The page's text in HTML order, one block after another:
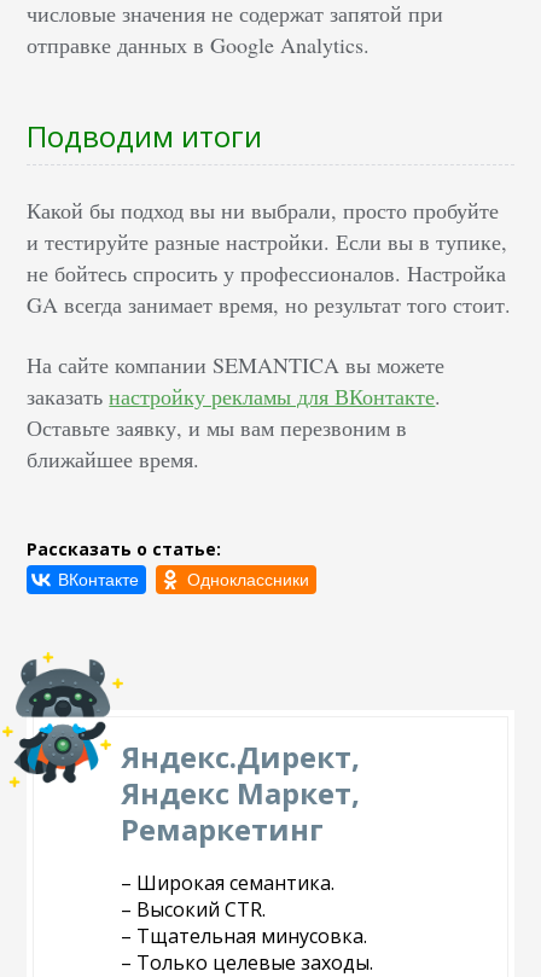
числовые значения не содержат запятой при
отправке данных в Google Analytics.
Подводим итоги
Какой бы подход вы ни выбрали, просто пробуйте
и тестируйте разные настройки. Если вы в тупике,
не бойтесь спросить у профессионалов. Настройка
GA всегда занимает время, но результат того стоит.
На сайте компании SEMANTICA вы можете
заказатьнастройку рекламы для ВКонтакте.
Оставьте заявку, и мы вам перезвоним в
ближайшее время.
Рассказать о статье:
Яндекс.Директ,
Яндекс Маркет,
Ремаркетинг
– Широкая семантика.
– Высокий CTR.
– Тщательная минусовка.
– Только целевые заходы.